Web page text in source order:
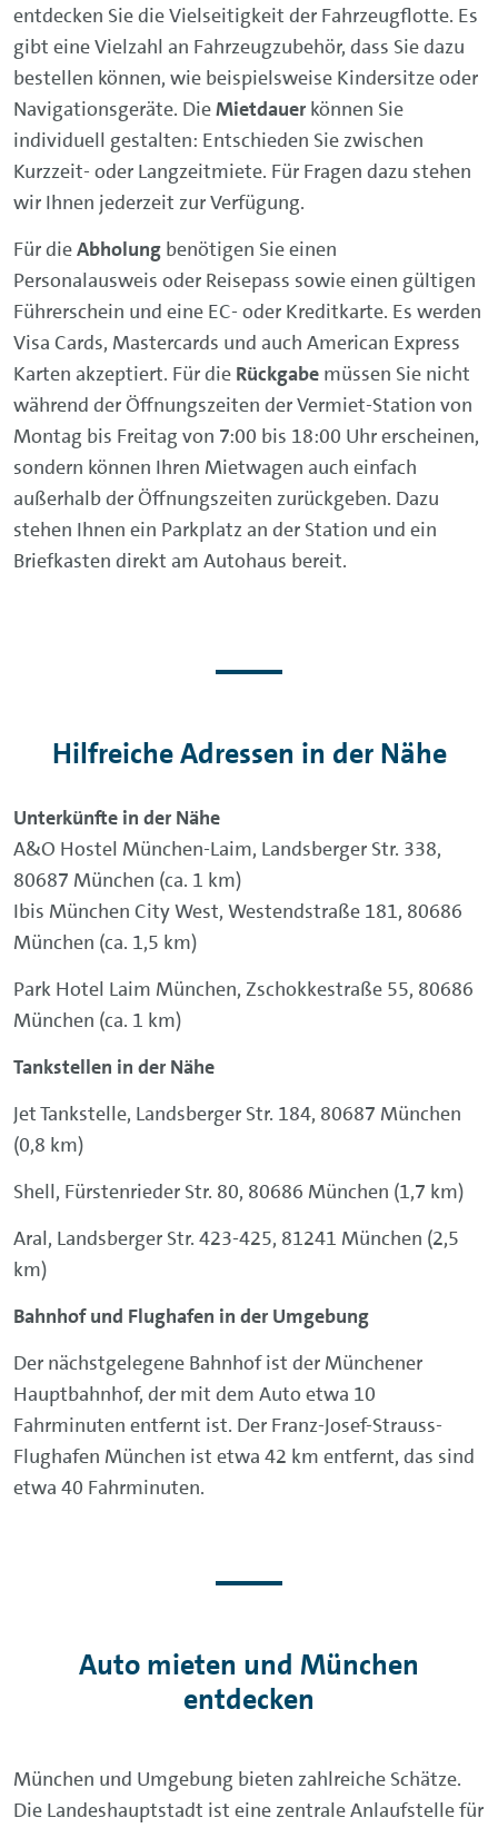
entdecken Sie die Vielseitigkeit der Fahrzeugflotte. Es
gibt eine Vielzahl an Fahrzeugzubehör, dass Sie dazu
bestellen können, wie beispielsweise Kindersitze oder
Navigationsgeräte. DieMietdauer können Sie
individuell gestalten: Entschieden Sie zwischen
Kurzzeit- oder Langzeitmiete. Für Fragen dazu stehen
wir Ihnen jederzeit zur Verfügung.
Für dieAbholung benötigen Sie einen
Personalausweis oder Reisepass sowie einen gültigen
Führerschein und eine EC- oder Kreditkarte. Es werden
Visa Cards, Mastercards und auch American Express
Karten akzeptiert. Für die Rückgabe müssen Sie nicht
während der Öffnungszeiten der Vermiet-Station von
Montag bis Freitag von 7:00 bis 18:00 Uhr erscheinen,
sondern können Ihren Mietwagen auch einfach
außerhalb der Öffnungszeiten zurückgeben. Dazu
stehen Ihnen ein Parkplatz an der Station und ein
Briefkasten direkt am Autohaus bereit.
Hilfreiche Adressen in der Nähe
Unterkünfte in der Nähe
A&O Hostel München-Laim, Landsberger Str. 338,
80687 München (ca. 1 km)
Ibis München City West, Westendstraße 181, 80686
München (ca. 1,5 km)
Park Hotel Laim München, Zschokkestraße 55, 80686
München (ca. 1 km)
Tankstellen in der Nähe
Jet Tankstelle, Landsberger Str. 184, 80687 München
(0,8 km)
Shell, Fürstenrieder Str. 80, 80686 München (1,7 km)
Aral, Landsberger Str. 423-425, 81241 München (2,5
km)
Bahnhof und Flughafen in der Umgebung
Der nächstgelegene Bahnhof ist der Münchener
Hauptbahnhof, der mit dem Auto etwa 10
Fahrminuten entfernt ist. Der Franz-Josef-Strauss-
Flughafen München ist etwa 42 km entfernt, das sind
etwa 40 Fahrminuten.
Auto mieten und München
entdecken
München und Umgebung bieten zahlreiche Schätze.
Die Landeshauptstadt ist eine zentrale Anlaufstelle für